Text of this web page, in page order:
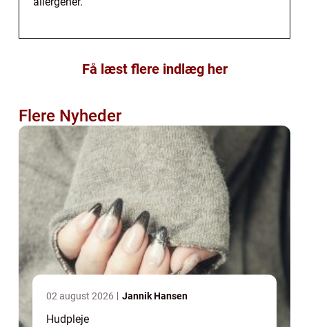
Få læst flere indlæg her
Flere Nyheder
02 august 2026 Jannik Hansen
Hudpleje